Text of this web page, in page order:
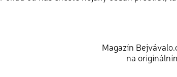
Magazín
na